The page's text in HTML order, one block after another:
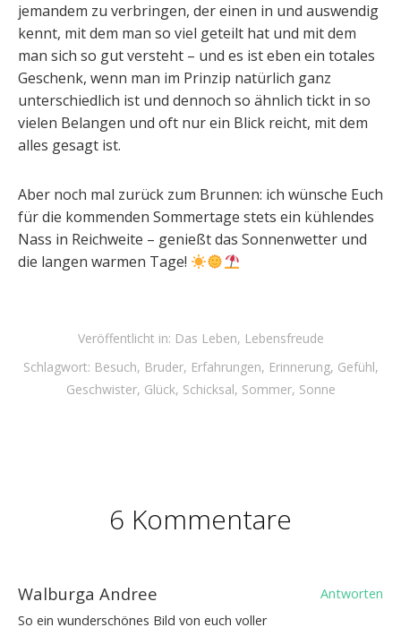
jemandem zu verbringen, der einen in und auswendig
kennt, mit dem man so viel geteilt hat und mit dem
man sich so gut versteht – und es ist eben ein totales
Geschenk, wenn man im Prinzip natürlich ganz
unterschiedlich ist und dennoch so ähnlich tickt in so
vielen Belangen und oft nur ein Blick reicht, mit dem
alles gesagt ist.
Aber noch mal zurück zum Brunnen: ich wünsche Euch
für die kommenden Sommertage stets ein kühlendes
Nass in Reichweite – genießt das Sonnenwetter und
die langen warmen Tage!
Veröffentlicht in: Das Leben, Lebensfreude
Schlagwort: Besuch, Bruder, Erfahrungen, Erinnerung, Gefühl,
Geschwister, Glück, Schicksal, Sommer, Sonne
6 Kommentare
Walburga Andree
Antworten
So ein wunderschönes Bild von euch voller